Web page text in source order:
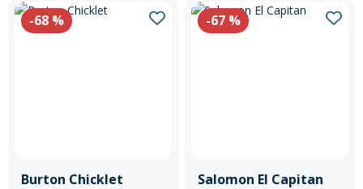
-68 %
Burton Chicklet
-67 %
Salomon El Capitan